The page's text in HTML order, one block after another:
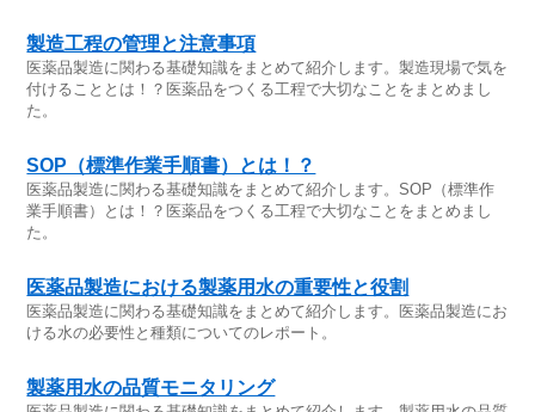
製造工程の管理と注意事項
医薬品製造に関わる基礎知識をまとめて紹介します。製造現場で気を
付けることとは！？医薬品をつくる工程で大切なことをまとめまし
た。
SOP（標準作業手順書）とは！？
医薬品製造に関わる基礎知識をまとめて紹介します。SOP（標準作
業手順書）とは！？医薬品をつくる工程で大切なことをまとめまし
た。
医薬品製造における製薬用水の重要性と役割
医薬品製造に関わる基礎知識をまとめて紹介します。医薬品製造にお
ける水の必要性と種類についてのレポート。
製薬用水の品質モニタリング